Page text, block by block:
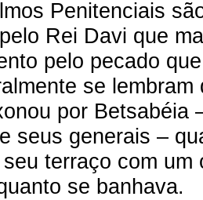
Penitenciais
Rei Davi que
pelo pecado
se lembram
por Betsabéia
seus generais –
terraço com um
se banhava.